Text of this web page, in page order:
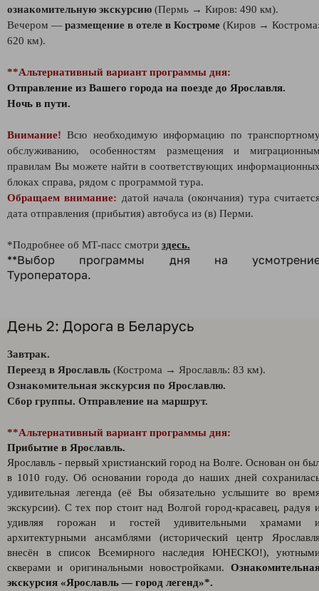
ознакомительную экскурсию (Пермь → Киров: 490 км).
Вечером — размещение в отеле в Костроме (Киров →
620 км).
**Альтернативный вариант программы дня:
Отправление из Вашего города на поезде до Ярославля.
Ночь в пути.
Внимание! Всю необходимую информацию по
обслуживанию, особенностям размещения и
правилам Вы можете найти в соответствующих
блоках справа, рядом с программой тура.
Обращаем внимание: датой начала (окончания) тура
дата отправления (прибытия) автобуса из (в) Перми.
*Подробнее об МТ-пасс смотри здесь.
**Выбор программы дня на
Туроператора.
День 2: Дорога в Беларусь
Завтрак.
Переезд в Ярославль (Кострома → Ярославль: 83 км).
Ознакомительная экскурсия по Ярославлю.
Сбор группы. Отправление на маршрут.
**Альтернативный вариант программы дня:
Прибытие в Ярославль.
Ярославль - первый христианский город на Волге. Основан он
в 1010 году. Об основании города до наших дней
удивительная легенда (её Вы обязательно услышите во
экскурсии). С тех пор стоит над Волгой город-красавец, радуя
удивляя горожан и гостей удивительными храмами
архитектурными ансамблями (исторический центр
внесён в список Всемирного наследия ЮНЕСКО!),
скверами и оригинальными новостройками.
экскурсия «Ярославль — город легенд»*.